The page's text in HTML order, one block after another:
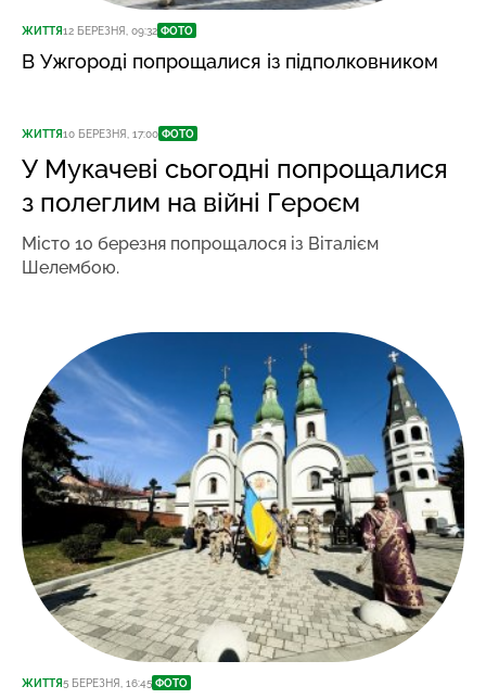
ЖИТТЯ12 БЕРЕЗНЯ, 09:32 ФОТО
В Ужгороді попрощалися із підполковником
ЖИТТЯ10 БЕРЕЗНЯ, 17:00 ФОТО
У Мукачеві сьогодні попрощалися
з полеглим на війні Героєм
Місто 10 березня попрощалося із Віталієм
Шелембою.
ЖИТТЯ5 БЕРЕЗНЯ, 16:45 ФОТО